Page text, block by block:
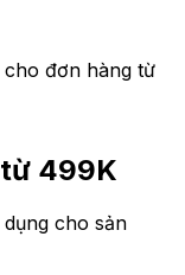
cho đơn hàng từ
từ 499K
cho sản